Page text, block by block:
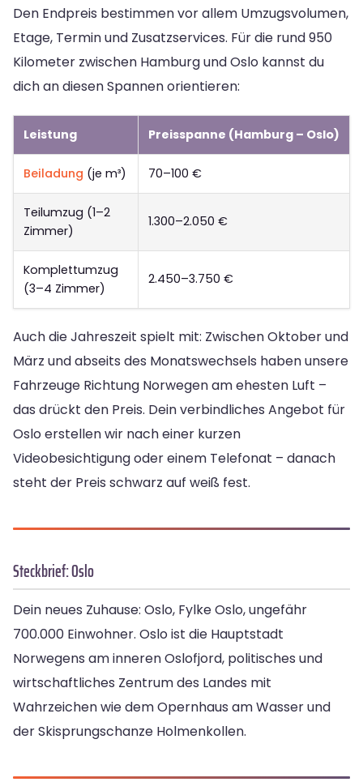
Den Endpreis bestimmen vor allem Umzugsvolumen,
Etage, Termin und Zusatzservices. Für die rund 950
Kilometer zwischen Hamburg und Oslo kannst du
dich an diesen Spannen orientieren:
Leistung Preisspanne (Hamburg – Oslo)
Beiladung (je m³) 70–100 €
Teilumzug (1–2
Zimmer)
1.300–2.050 €
Komplettumzug
(3–4 Zimmer)
2.450–3.750 €
Auch die Jahreszeit spielt mit: Zwischen Oktober und
März und abseits des Monatswechsels haben unsere
Fahrzeuge Richtung Norwegen am ehesten Luft –
das drückt den Preis. Dein verbindliches Angebot für
Oslo erstellen wir nach einer kurzen
Videobesichtigung oder einem Telefonat – danach
steht der Preis schwarz auf weiß fest.
Steckbrief: Oslo
Dein neues Zuhause: Oslo, Fylke Oslo, ungefähr
700.000 Einwohner. Oslo ist die Hauptstadt
Norwegens am inneren Oslofjord, politisches und
wirtschaftliches Zentrum des Landes mit
Wahrzeichen wie dem Opernhaus am Wasser und
der Skisprungschanze Holmenkollen.